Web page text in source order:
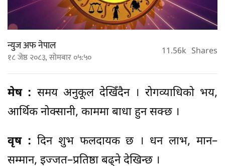
न्युज अफ नेपाल
१८ जेष्ठ २०८३, सोमबार ०५:५० 11.56k Shares
मेष : समय अनुकूल देखिँदैन । रोगव्याधिको भय,
आर्थिक नोक्सानी, काममा बाधा हुन सक्छ ।
वृष : दिन शुभ फलदायक छ । धन लाभ, मान–
सम्मान, इज्जत–प्रतिष्ठा बढ्ने देखिन्छ ।